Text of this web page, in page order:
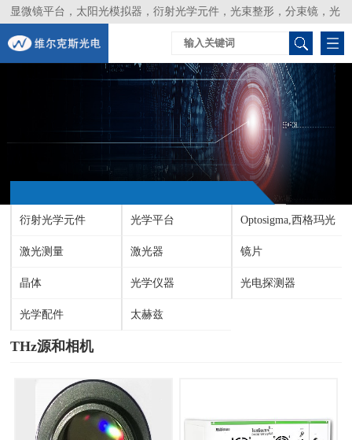
显微镜平台，太阳光模拟器，衍射光学元件，光束整形，分束镜，光
谱仪，生物激光器，光束分析仪，Layertec
衍射光学元件 光学平台 Optosigma,西格玛光
机
激光测量 激光器 镜片
晶体 光学仪器 光电探测器
光学配件 太赫兹
THz源和相机